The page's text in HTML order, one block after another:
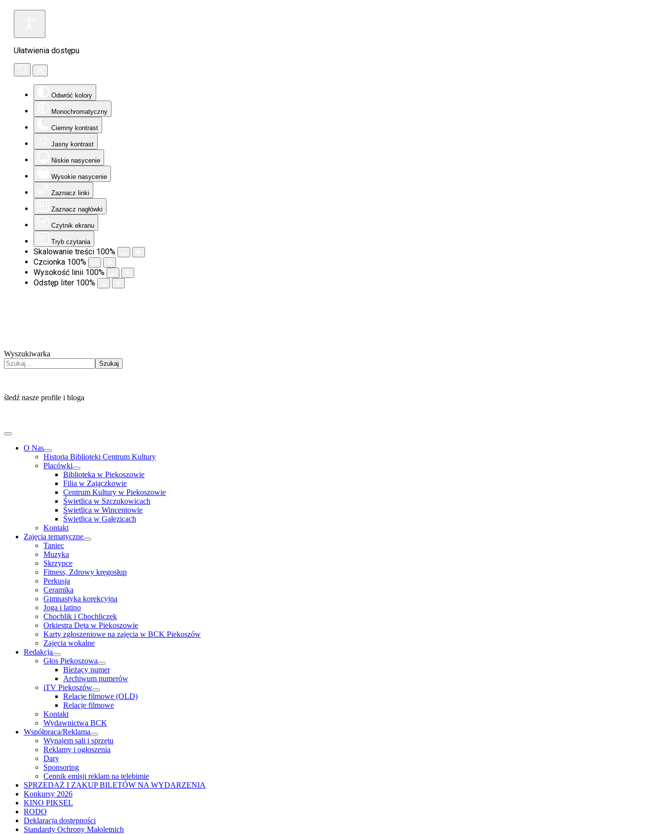
Ułatwienia dostępu
Odwróć kolory
Monochromatyczny
Ciemny kontrast
Jasny kontrast
Niskie nasycenie
Wysokie nasycenie
Zaznacz linki
Zaznacz nagłówki
Czytnik ekranu
Tryb czytania
Skalowanie treści 100%
Czcionka 100%
Wysokość linii 100%
Odstęp liter 100%
Wyszukiwarka
Szukaj
śledź nasze profile i bloga
O Nas
Historia Biblioteki Centrum Kultury
Placówki
Biblioteka w Piekoszowie
Filia w Zajączkowie
Centrum Kultury w Piekoszowie
Świetlica w Szczukowicach
Świetlica w Wincentowie
Świetlica w Gałęzicach
Kontakt
Zajęcia tematyczne
Taniec
Muzyka
Skrzypce
Fitness, Zdrowy kręgosłup
Perkusja
Ceramika
Gimnastyka korekcyjna
Joga i latino
Chochlik i Chochliczek
Orkiestra Dęta w Piekoszowie
Karty zgłoszeniowe na zajęcia w BCK Piekoszów
Zajęcia wokalne
Redakcja
Głos Piekoszowa
Bieżący numer
Archiwum numerów
iTV Piekoszów
Relacje filmowe (OLD)
Relacje filmowe
Kontakt
Wydawnictwa BCK
Współpraca/Reklama
Wynajem sali i sprzętu
Reklamy i ogłoszenia
Dary
Sponsoring
Cennik emisji reklam na telebimie
SPRZEDAŻ I ZAKUP BILETÓW NA WYDARZENIA
Konkursy 2026
KINO PIKSEL
RODO
Deklaracja dostępności
Standardy Ochrony Małoletnich